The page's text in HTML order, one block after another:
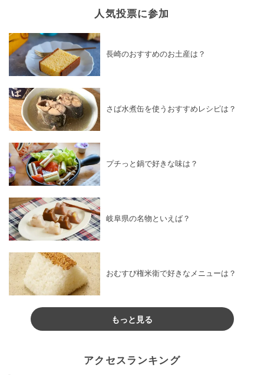
人気投票に参加
長崎のおすすめのお土産は？
さば水煮缶を使うおすすめレシピは？
プチっと鍋で好きな味は？
岐阜県の名物といえば？
おむすび権米衛で好きなメニューは？
もっと見る
アクセスランキング